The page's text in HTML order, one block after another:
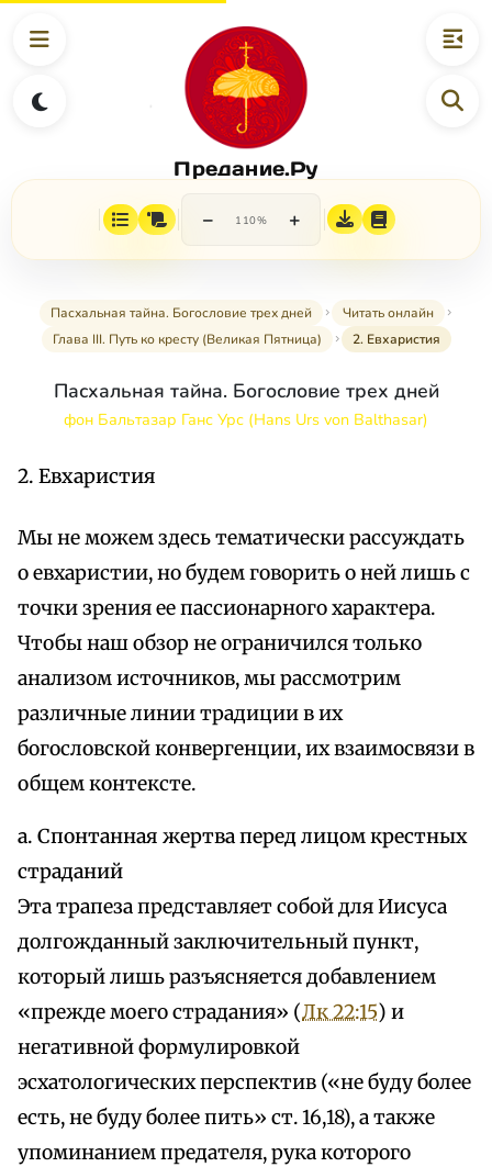
Предание.Ру
− 110% +
Пасхальная тайна. Богословие трех дней
Читать онлайн
Глава III. Путь ко кресту (Великая Пятница)
2. Евхаристия
Пасхальная тайна. Богословие трех дней
фон Бальтазар Ганс Урс (Hans Urs von Balthasar)
2. Евхаристия
Мы не можем здесь тематически рассуждать
о евхаристии, но будем говорить о ней лишь с
точки зрения ее пассионарного характера.
Чтобы наш обзор не ограничился только
анализом источников, мы рассмотрим
различные линии традиции в их
богословской конвергенции, их взаимосвязи в
общем контексте.
а. Спонтанная жертва перед лицом крестных
страданий
Эта трапеза представляет собой для Иисуса
долгожданный заключительный пункт,
который лишь разъясняется добавлением
«прежде моего страдания» (Лк 22:15) и
негативной формулировкой
эсхатологических перспектив («не буду более
есть, не буду более пить» ст. 16,18), а также
упоминанием предателя, рука которого